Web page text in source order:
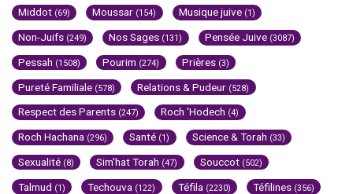
Middot (69) Moussar (154) Musique juive (1)
Non-Juifs (249) Nos Sages (131) Pensée Juive (3087)
Pessah (1508) Pourim (274) Prières (3)
Pureté Familiale (578) Relations & Pudeur (528)
Respect des Parents (247) Roch 'Hodech (4)
Roch Hachana (296) Santé (1) Science & Torah (33)
Sexualité (8) Sim'hat Torah (47) Souccot (502)
Talmud (1) Techouva (122) Téfila (2230) Téfilines (356)